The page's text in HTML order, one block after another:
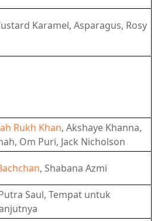
Karamel, Asparagus, Rosy
Rukh Khan, Akshaye Khanna,
Om Puri, Jack Nicholson
, Shabana Azmi
Saul, Tempat untuk